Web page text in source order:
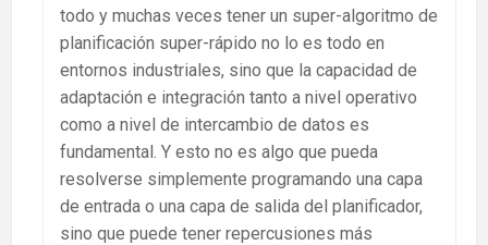
todo y muchas veces tener un super-algoritmo de
planificación super-rápido no lo es todo en
entornos industriales, sino que la capacidad de
adaptación e integración tanto a nivel operativo
como a nivel de intercambio de datos es
fundamental. Y esto no es algo que pueda
resolverse simplemente programando una capa
de entrada o una capa de salida del planificador,
sino que puede tener repercusiones más